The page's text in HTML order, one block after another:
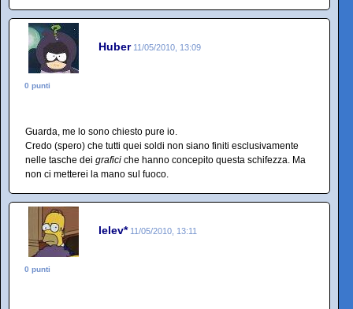
Huber 11/05/2010, 13:09
0 punti
Guarda, me lo sono chiesto pure io.
Credo (spero) che tutti quei soldi non siano finiti esclusivamente
nelle tasche dei grafici che hanno concepito questa schifezza. Ma
non ci metterei la mano sul fuoco.
lelev* 11/05/2010, 13:11
0 punti